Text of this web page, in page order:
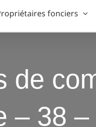
fonciers
de
– 38